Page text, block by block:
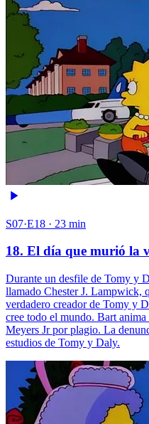
S07·E18 · 23 min
18. El día que murió la
Durante un desfile de Tomy y
llamado Chester J. Lampwick,
verdadero creador de Tomy y
cree todo el mundo. Bart
Meyers Jr por plagio. La
estudios de Tomy y Daly.